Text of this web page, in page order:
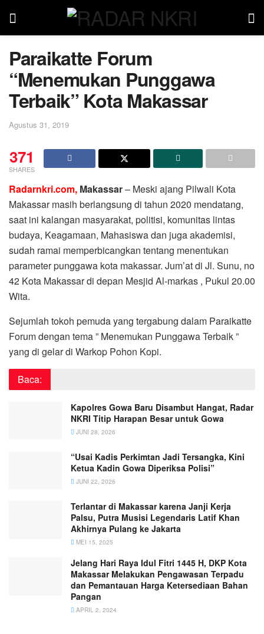
Paraikatte Forum
“Menemukan Punggawa
Terbaik” Kota Makassar
Agustus 31, 2019
371
SHARES
Radarnkri.com, Makassar– Meski ajang Pilwali Kota
Makassar masih berlangsung di tahun 2020 mendatang,
saat ini kalangan masyarakat, politisi, komunitas lintas
budaya, Keagamaan, Mahasiswa dan juga akademisi,
sudah ramai memperbicangkan tentang menentukan
parameter punggawa kota makassar. Jum’at di Jl. Sunu, no
42 Kota Makassar di depan Mesjid Al-markas , Pukul 20.00
Wita.
Sejumlah tokoh pemuda yang tergabung dalam Paraikatte
Forum dengan tema ” Menemukan Punggawa Terbaik ”
yang di gelar di Warkop Pohon Kopi.
Baca:
Kapolres Gowa Baru Disambut Hangat, Radar
NKRI Titip Harapan Besar untuk Gowa
JUNI 28, 2026
“Usai Kadis Perkimtan Jadi Tersangka, Kini
Ketua Kadin Gowa Diperiksa Polisi”
JUNI 22, 2026
Terlantar di Makassar karena Janji Kerja
Palsu, Putra Musisi Legendaris Latif Khan
Akhirnya Pulang ke Jakarta
MEI 15, 2025
Jelang Hari Raya Idul Fitri 1445 H, DKP Kota
Makassar Melakukan Pengawasan Terpadu
dan Pemantauan Harga Ketersediaan Bahan
Pangan
APRIL 2, 2024